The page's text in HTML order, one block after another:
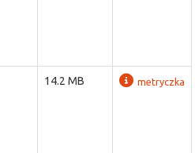
14.2 MB metryczka